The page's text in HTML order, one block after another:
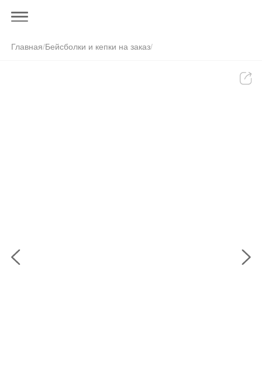
Главная/Бейсболки и кепки на заказ/